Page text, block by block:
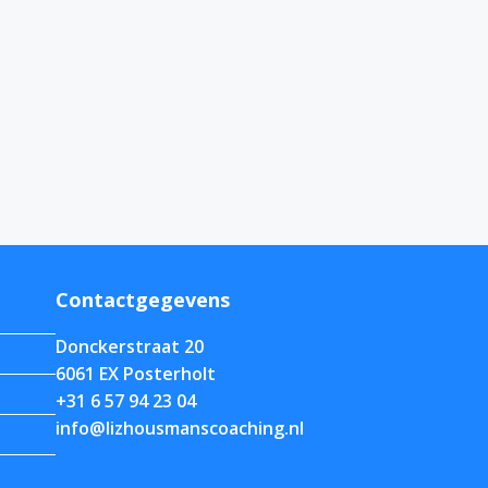
Contactgegevens
Donckerstraat 20
6061 EX Posterholt
+31 6 57 94 23 04
info@lizhousmanscoaching.nl